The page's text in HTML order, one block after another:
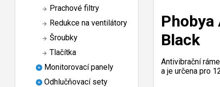
Prachové filtry
Redukce na ventilátory
Šroubky
Tlačítka
Monitorovací panely
Odhlučňovací sety
Black
Antivibrační
a je určena pro